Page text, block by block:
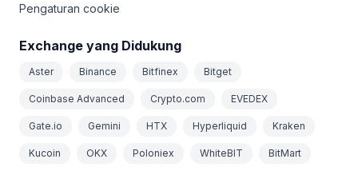
Pengaturan cookie
Exchange yang Didukung
Aster Binance Bitfinex Bitget
Coinbase Advanced Crypto.com EVEDEX
Gate.io Gemini HTX Hyperliquid Kraken
Kucoin OKX Poloniex WhiteBIT BitMart